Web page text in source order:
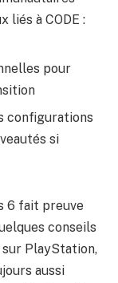
liés à CODE :
pour
configurations
si
6 fait preuve
conseils
PlayStation,
aussi